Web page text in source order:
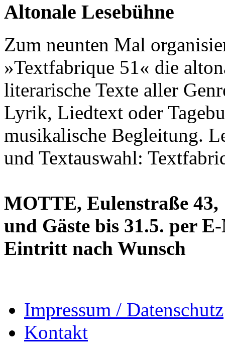
Altonale Lesebühne
Zum neunten Mal
»Textfabrique 51« die
literarische Texte aller
Lyrik, Liedtext oder
musikalische Begleitung.
und Textauswahl:
MOTTE, Eulenstraße 43,
und Gäste bis 31.5. per
Eintritt nach Wunsch
Impressum / Datenschutz
Kontakt